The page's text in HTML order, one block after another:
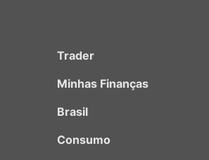
Trader
Minhas Finanças
Brasil
Consumo